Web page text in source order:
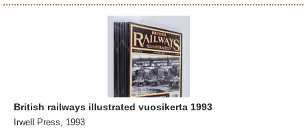
British railways illustrated vuosikerta 1993
Irwell Press, 1993